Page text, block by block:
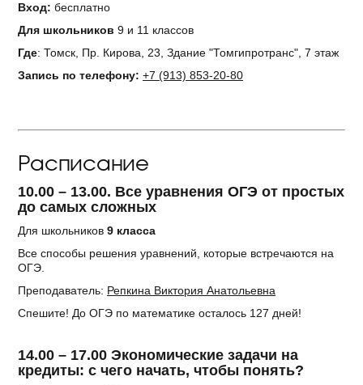
Вход: бесплатно
Для школьников 9 и 11 классов
Где: Томск, Пр. Кирова, 23, Здание "Томгипротранс", 7 этаж
Запись по телефону: +7 (913) 853-20-80
Расписание
10.00 – 13.00. Все уравнения ОГЭ от простых
до самых сложных
Для школьников 9 класса
Все способы решения уравнений, которые встречаются на
ОГЭ.
Преподаватель: Репкина Виктория Анатольевна
Спешите! До ОГЭ по математике осталось 127 дней!
14.00 – 17.00 Экономические задачи на
кредиты: с чего начать, чтобы понять?